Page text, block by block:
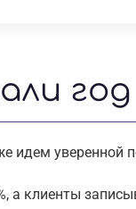
идем уверенной
а клиенты